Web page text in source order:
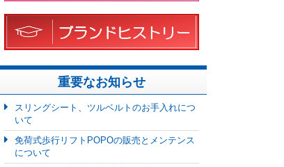
重要なお知らせ
スリングシート、ツルベルトのお手入れにつ
いて
免荷式歩行リフトPOPOの販売とメンテンス
について